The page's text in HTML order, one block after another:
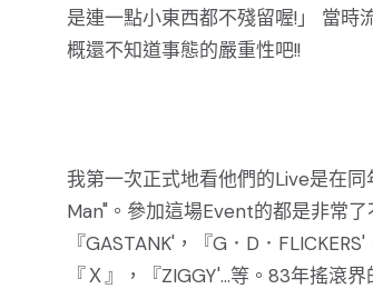
是連一點小東西都不殘留喔!」 當
概還不知道事態的嚴重性吧!!
我第一次正式地看他們的Live是在
Man"。參加這場Event的都是非常
『GASTANK'，『G．D．
『Ｘ』，『ZIGGY'...等。83年搖滾